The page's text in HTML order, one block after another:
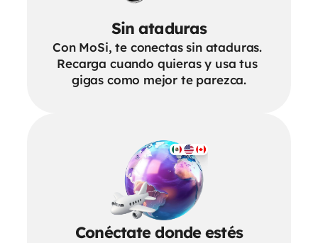
Sin ataduras
Con MoSi, te conectas sin ataduras.
Recarga cuando quieras y usa tus
gigas como mejor te parezca.
Conéctate donde estés